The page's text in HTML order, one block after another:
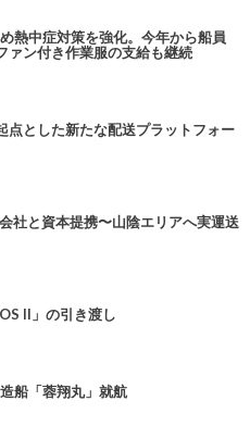
熱中症対策を強化。今年から船員
ァン付き作業服の支給も継続
とした新たな配送プラットフォー
社と資本提携〜山陰エリアへ実運送
II」の引き渡し
船「蓉翔丸」就航